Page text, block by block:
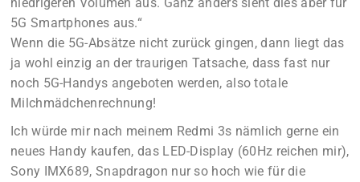
5G Smartphones aus.“
Wenn die 5G-Absätze nicht zurück gingen, dann liegt das
ja wohl einzig an der traurigen Tatsache, dass fast nur
noch 5G-Handys angeboten werden, also totale
Milchmädchenrechnung!
Ich würde mir nach meinem Redmi 3s nämlich gerne ein
neues Handy kaufen, das LED-Display (60Hz reichen mir),
Sony IMX689, Snapdragon nur so hoch wie für die